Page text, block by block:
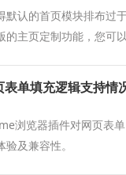
默认的首页模块排布过
的主页定制功能，您可
单填充逻辑支持情
浏览器插件对网页表
验及兼容性。